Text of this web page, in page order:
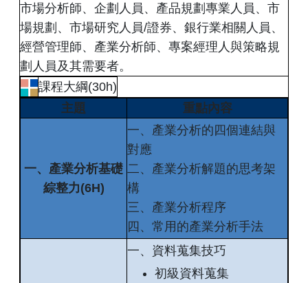
市場分析師、企劃人員、產品規劃專業人員、市
場規劃、市場研究人員/證券、銀行業相關人員、
經營管理師、產業分析師、專案經理人與策略規
劃人員及其需要者。
課程大綱(30h)
主題
重點內容
一、產業分析基礎
綜整力(6H)
一、產業分析的四個連結與
對應
二、產業分析解題的思考架
構
三、產業分析程序
四、常用的產業分析手法
一、資料蒐集技巧
初級資料蒐集